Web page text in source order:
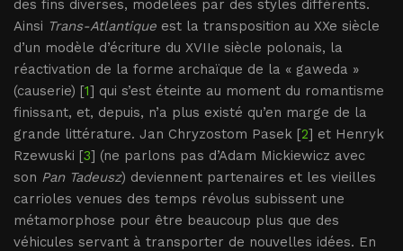
des fins diverses, modelées par des styles différents.
Ainsi Trans-Atlantique est la transposition au XXe siècle
d’un modèle d’écriture du XVIIe siècle polonais, la
réactivation de la forme archaïque de la « gaweda »
(causerie) [1] qui s’est éteinte au moment du romantisme
finissant, et, depuis, n’a plus existé qu’en marge de la
grande littérature. Jan Chryzostom Pasek [2] et Henryk
Rzewuski [3] (ne parlons pas d’Adam Mickiewicz avec
son Pan Tadeusz) deviennent partenaires et les vieilles
carrioles venues des temps révolus subissent une
métamorphose pour être beaucoup plus que des
véhicules servant à transporter de nouvelles idées. En